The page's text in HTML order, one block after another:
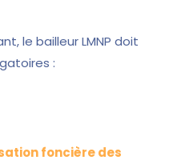
le bailleur LMNP doit
:
foncière des